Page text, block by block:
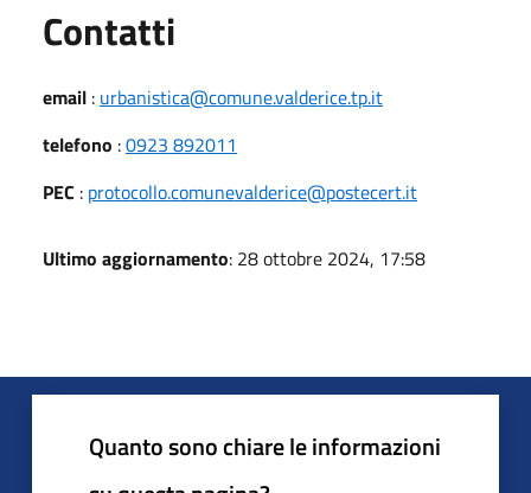
Contatti
email : urbanistica@comune.valderice.tp.it
telefono :0923 892011
PEC : protocollo.comunevalderice@postecert.it
Ultimo aggiornamento: 28 ottobre 2024, 17:58
Quanto sono chiare le informazioni